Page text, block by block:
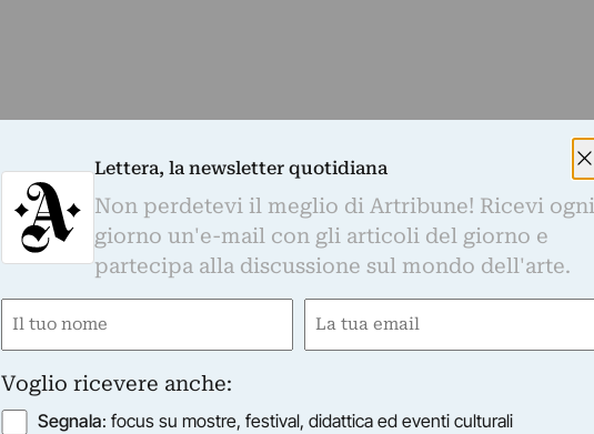
Lettera, la newsletter quotidiana
Non perdetevi il meglio di Artribune! Ricevi ogni
giorno un'e-mail con gli articoli del giorno e
partecipa alla discussione sul mondo dell'arte.
Nome
Email
Voglio ricevere anche:
Segnala: focus su mostre, festival, didattica ed eventi culturali